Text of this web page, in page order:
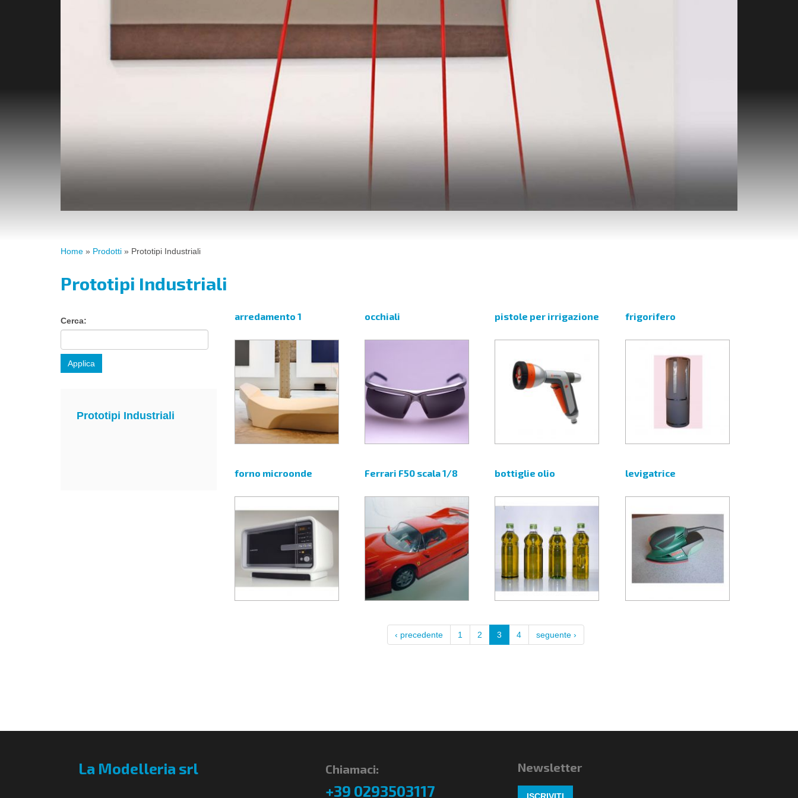
Tu
qui
Home » Prodotti » Prototipi Industriali
Prototipi Industriali
Cerca:
Applica
Prototipi Industriali
arredamento 1 occhiali pistole per irrigazione frigorifero
forno microonde Ferrari F50 scala 1/8 bottiglie olio levigatrice
‹ precedente 1 2 3 4 seguente ›
La Modelleria srl Chiamaci:
+39 0293503117
Newsletter